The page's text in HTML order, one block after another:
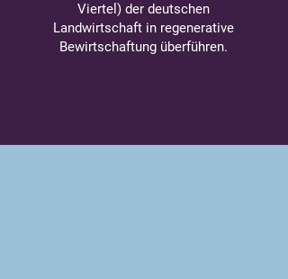
Viertel) der deutschen
Landwirtschaft in regenerative
Bewirtschaftung überführen.